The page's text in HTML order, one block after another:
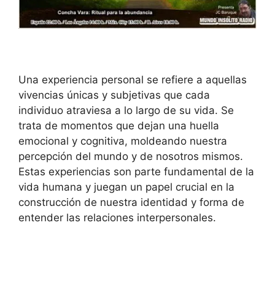
Una experiencia personal se refiere a aquellas
vivencias únicas y subjetivas que cada
individuo atraviesa a lo largo de su vida. Se
trata de momentos que dejan una huella
emocional y cognitiva, moldeando nuestra
percepción del mundo y de nosotros mismos.
Estas experiencias son parte fundamental de la
vida humana y juegan un papel crucial en la
construcción de nuestra identidad y forma de
entender las relaciones interpersonales.